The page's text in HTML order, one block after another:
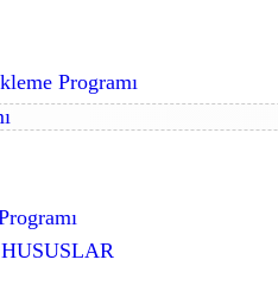
Programı